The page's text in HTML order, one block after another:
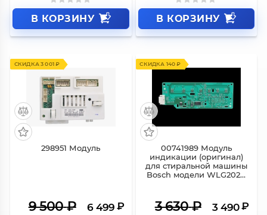
В КОРЗИНУ В КОРЗИНУ
СКИДКА 3 001 ₽
298951 Модуль
9 500₽ 6 499 ₽
СКИДКА 140 ₽
00741989 Модуль
индикации (оригинал)
для стиральной машины
Bosch модели WLG202...
3 630₽ 3 490 ₽